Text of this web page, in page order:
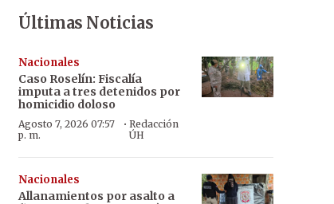
Últimas Noticias
Nacionales
Caso Roselín: Fiscalía
imputa a tres detenidos por
homicidio doloso
Agosto 7, 2026 07:57
p. m.
· Redacción
ÚH
Nacionales
Allanamientos por asalto a